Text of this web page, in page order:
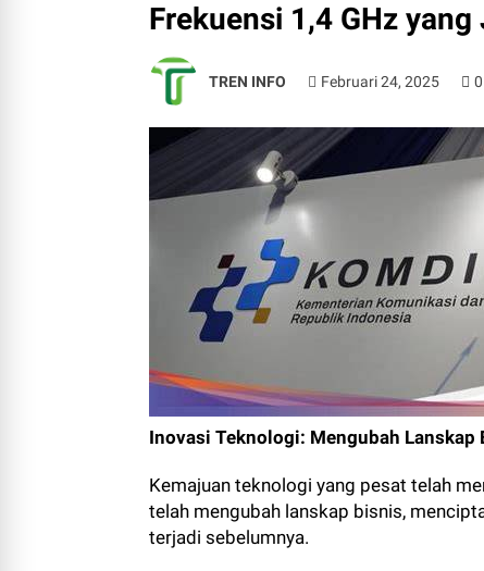
Frekuensi 1,4 GHz
TREN INFO Februari 24, 2025 0
Inovasi Teknologi: Mengubah Lanskap
Kemajuan teknologi yang pesat telah
telah mengubah lanskap bisnis,
terjadi sebelumnya.